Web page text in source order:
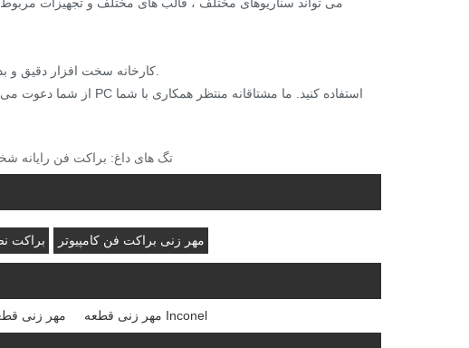
کارخانه سخت افزار دقیق و بدون استاندارد برای مهر و موم کردن براکت مورد نظر رایانه مس فلزی.
تگ های داغ: براکت فن رایانه
براکت مهر زنی براکت فن کامپیوتر
مهر زنی مهر زنی قطعه Inconel